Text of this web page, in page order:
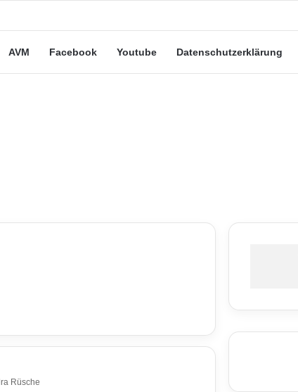
Trick oder echte Vorteile?
AVM Facebook Youtube Datenschutzerklärung
Rüsche